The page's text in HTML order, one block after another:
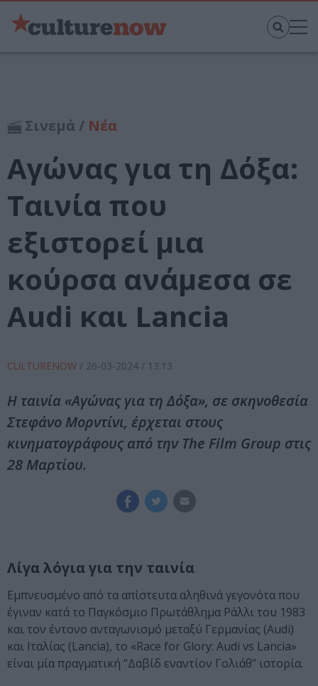
Σινεμά / Νέα
Αγώνας για τη Δόξα:
Ταινία που
εξιστορεί μια
κούρσα ανάμεσα σε
Audi και Lancia
CULTURENOW / 26-03-2024 / 13:13
Η ταινία «Αγώνας για τη Δόξα», σε σκηνοθεσία
Στεφάνο Μορντίνι, έρχεται στους
κινηματογράφους από την The Film Group στις
28 Μαρτίου.
Λίγα λόγια για την ταινία
Εμπνευσμένο από τα απίστευτα αληθινά γεγονότα που
έγιναν κατά το Παγκόσμιο Πρωτάθλημα Ράλλι του 1983
και τον έντονο ανταγωνισμό μεταξύ Γερμανίας (Audi)
και Ιταλίας (Lancia), το «Race for Glory: Audi vs Lancia»
είναι μία πραγματική “Δαβίδ εναντίον Γολιάθ” ιστορία.